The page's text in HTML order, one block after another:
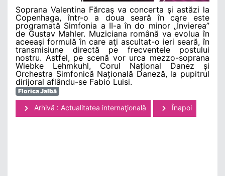
Soprana Valentina Fărcaş va concerta şi astăzi la
Copenhaga, într-o a doua seară în care este
programată Simfonia a II-a în do minor „Învierea”
de Gustav Mahler. Muziciana română va evolua în
aceeaşi formulă în care aţi ascultat-o ieri seară, în
transmisiune directă pe frecventele postului
nostru. Astfel, pe scenă vor urca mezzo-soprana
Wiebke Lehmkuhl, Corul Național Danez și
Orchestra Simfonică Națională Daneză, la pupitrul
dirijoral aflându-se Fabio Luisi.
Florica Jalbă
Arhivă : Actualitatea internaţională Înapoi